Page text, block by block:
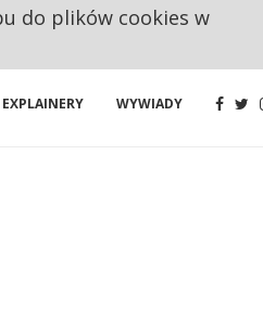
EXPLAINERY WYWIADY
do plików cookies w